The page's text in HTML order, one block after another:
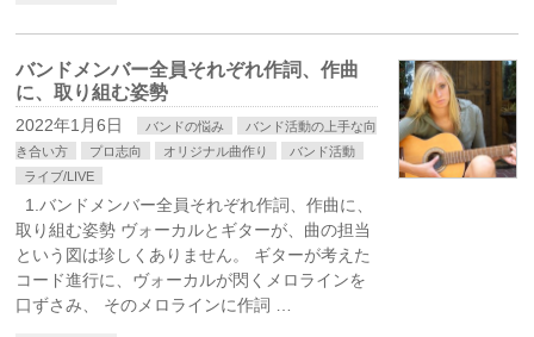
バンドメンバー全員それぞれ作詞、作曲
に、取り組む姿勢
2022年1月6日 バンドの悩み
バンド活動の上手な向
き合い方
プロ志向 オリジナル曲作り
バンド活動
ライブ/LIVE
1.バンドメンバー全員それぞれ作詞、作曲に、
取り組む姿勢 ヴォーカルとギターが、曲の担当
という図は珍しくありません。 ギターが考えた
コード進行に、ヴォーカルが閃くメロラインを
口ずさみ、 そのメロラインに作詞 …